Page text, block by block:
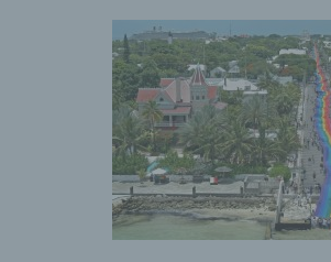
Fachwissen